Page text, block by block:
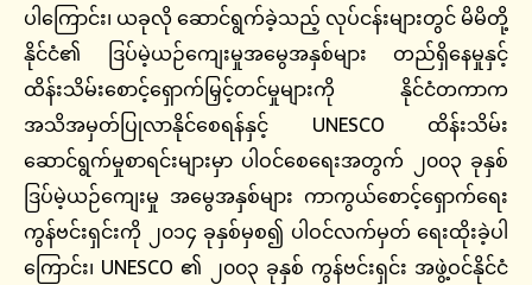
ပါကြောင်း၊ ယခုလို ဆောင်ရွက်ခဲ့သည့် လုပ်ငန်းများတွင် မိမိတို့
နိုင်ငံ၏ ဒြပ်မဲ့ယဉ်ကျေးမှုအမွေအနှစ်များ တည်ရှိနေမှုနှင့်
ထိန်းသိမ်းစောင့်ရှောက်မြှင့်တင်မှုများကို နိုင်ငံတကာက
အသိအမှတ်ပြုလာနိုင်စေရန်နှင့် UNESCO ထိန်းသိမ်း
ဆောင်ရွက်မှုစာရင်းများမှာ ပါဝင်စေရေးအတွက် ၂၀၀၃ ခုနှစ်
ဒြပ်မဲ့ယဉ်ကျေးမှု အမွေအနှစ်များ ကာကွယ်စောင့်ရှောက်ရေး
ကွန်ဗင်းရှင်းကို ၂၀၁၄ ခုနှစ်မှစ၍ ပါဝင်လက်မှတ် ရေးထိုးခဲ့ပါ
ကြောင်း၊ UNESCO ၏ ၂၀၀၃ ခုနှစ် ကွန်ဗင်းရှင်း အဖွဲ့ဝင်နိုင်ငံ